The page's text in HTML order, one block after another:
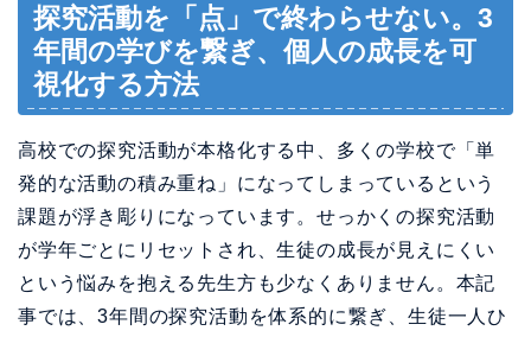
探究活動を「点」で終わらせない。3
年間の学びを繋ぎ、個人の成長を可
視化する方法
高校での探究活動が本格化する中、多くの学校で「単
発的な活動の積み重ね」になってしまっているという
課題が浮き彫りになっています。せっかくの探究活動
が学年ごとにリセットされ、生徒の成長が見えにくい
という悩みを抱える先生方も少なくありません。本記
事では、3年間の探究活動を体系的に繋ぎ、生徒一人ひ